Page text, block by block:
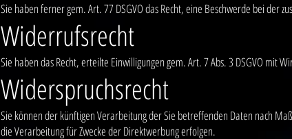
Sie haben ferner gem. Art. 77 DSGVO das Recht, eine Beschwerde bei der
Widerrufsrecht
Sie haben das Recht, erteilte Einwilligungen gem. Art. 7 Abs. 3 DSGVO mit
Widerspruchsrecht
Sie können der künftigen Verarbeitung der Sie betreffenden Daten nach
die Verarbeitung für Zwecke der Direktwerbung erfolgen.